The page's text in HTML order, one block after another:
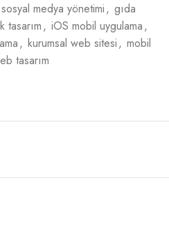
medya yönetimi, gıda
tasarım, iOS mobil uygulama,
, kurumsal web sitesi, mobil
tasarım